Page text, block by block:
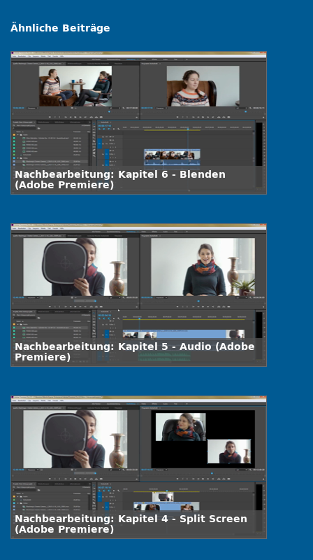
Ähnliche Beiträge
Nachbearbeitung: Kapitel 6 - Blenden
(Adobe Premiere)
Nachbearbeitung: Kapitel 5 - Audio (Adobe
Premiere)
Nachbearbeitung: Kapitel 4 - Split Screen
(Adobe Premiere)